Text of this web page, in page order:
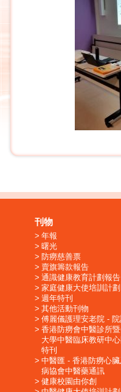
刊物
年報
曙光
防癆慈善票
賣旗籌款報告
通識健康教育計劃報告
家庭健康大使培訓計劃
週年特刊
其他活動刊物
傅麗儀護理安老院 -
香港防癆會中醫診所
大學中醫臨床教研中
特刊
中醫匯 - 香港防癆心
病協會中醫藥通訊
健康校園由你創